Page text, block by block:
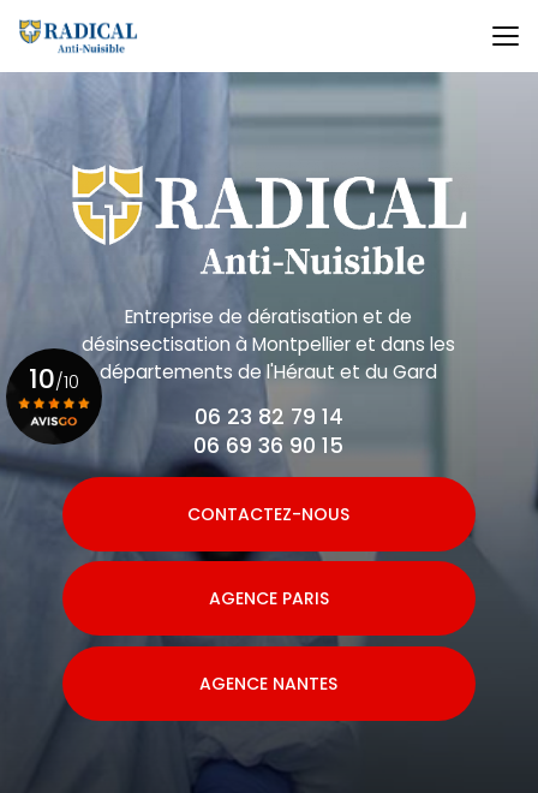
au
contenu
principal
Entreprise de dératisation et de
désinsectisationà Montpellier et dans les
départements de l'Héraut et du Gard
06 23 82 79 14
06 69 36 90 15
CONTACTEZ-NOUS
AGENCE PARIS
AGENCE NANTES
10/10
Voir le certificat